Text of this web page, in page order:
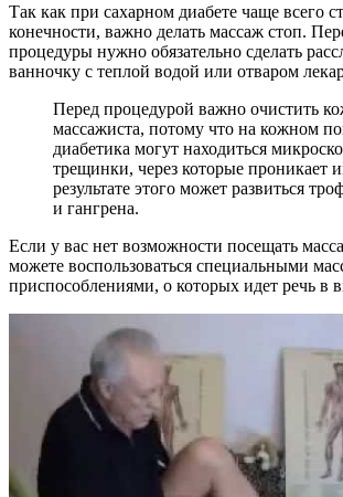
Так как при сахарном диабете чаще всего
конечности, важно делать массаж стоп.
процедуры нужно обязательно сделать
ванночку с теплой водой или отваром
Перед процедурой важно очистить
массажиста, потому что на кожном
диабетика могут находиться
трещинки, через которые проникает
результате этого может развиться
и гангрена.
Если у вас нет возможности посещать
можете воспользоваться специальными
приспособлениями, о которых идет речь в